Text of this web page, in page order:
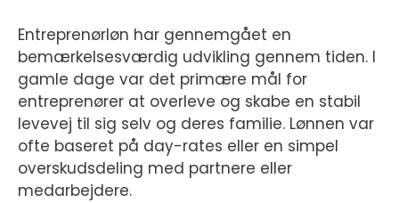
Entreprenørløn har gennemgået en
bemærkelsesværdig udvikling gennem tiden. I
gamle dage var det primære mål for
entreprenører at overleve og skabe en stabil
levevej til sig selv og deres familie. Lønnen var
ofte baseret på day-rates eller en simpel
overskudsdeling med partnere eller
medarbejdere.